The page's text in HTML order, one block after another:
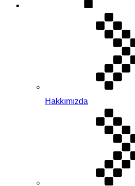
Hakkımızda